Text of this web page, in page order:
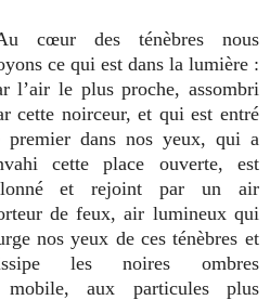
cœur des ténèbres nous
ce qui est dans la lumière :
l’air le plus proche, assombri
cette noirceur, et qui est entré
premier dans nos yeux, qui a
cette place ouverte, est
et rejoint par un air
de feux, air lumineux qui
nos yeux de ces ténèbres et
les noires ombres
aux particules plus